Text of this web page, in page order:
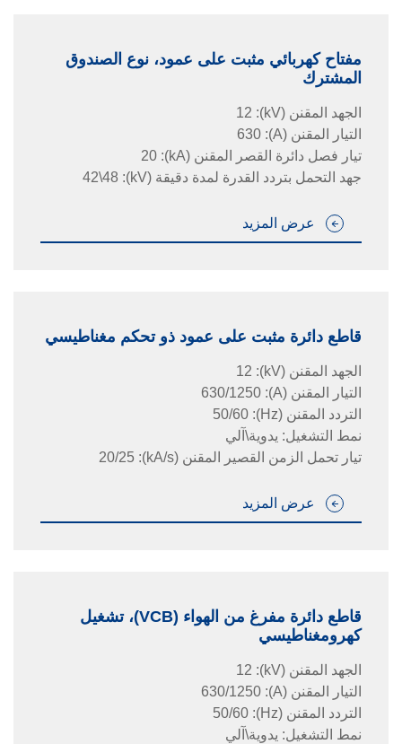
مفتاح كهربائي مثبت على عمود، نوع الصندوق
المشترك
الجهد المقنن (kV)
:
التيار المقنن (A)
:
تيار فصل دائرة القصر المقنن (kA)
:
جهد التحمل بتردد القدرة لمدة دقيقة (kV)
:
42\48
عرض المزيد
قاطع دائرة مثبت على عمود ذو تحكم مغناطيسي
الجهد المقنن (kV)
:
التيار المقنن (A)
:
630/1250
التردد المقنن (Hz)
:
50/60
نمط التشغيل: يدوية\آلي
تيار تحمل الزمن القصير المقنن (kA/s)
:
20/25
عرض المزيد
قاطع دائرة مفرغ من الهواء (VCB)، تشغيل
كهرومغناطيسي
الجهد المقنن (kV)
:
التيار المقنن (A)
:
630/1250
التردد المقنن (Hz)
:
50/60
نمط التشغيل: يدوية\آلي